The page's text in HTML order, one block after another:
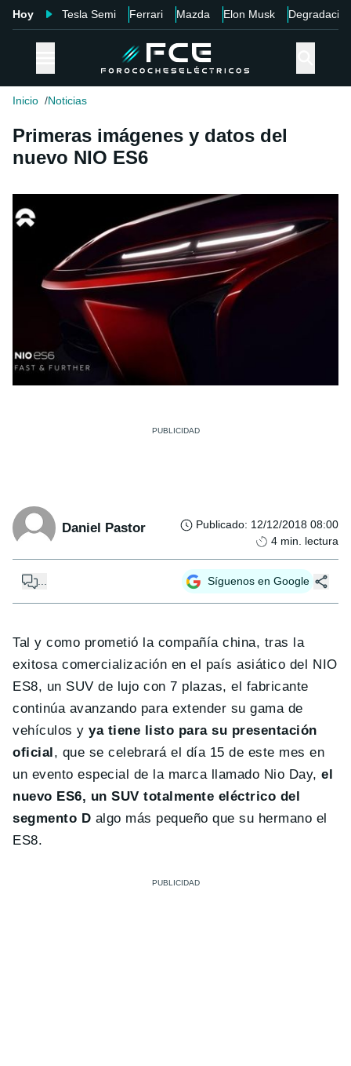
Hoy Tesla Semi Ferrari Mazda Elon Musk Degradación
Inicio Noticias
Primeras imágenes y datos del
nuevo NIO ES6
Daniel Pastor Publicado: 12/12/2018 08:00
4 min. lectura
... Síguenos en Google
Tal y como prometió la compañía china, tras la
exitosa comercialización en el país asiático del NIO
ES8, un SUV de lujo con 7 plazas, el fabricante
continúa avanzando para extender su gama de
vehículos yya tiene listo para su presentación
oficial , que se celebrará el día 15 de este mes en
un evento especial de la marca llamado Nio Day, el
nuevo ES6, un SUV totalmente eléctrico del
segmento D algo más pequeño que su hermano el
ES8.